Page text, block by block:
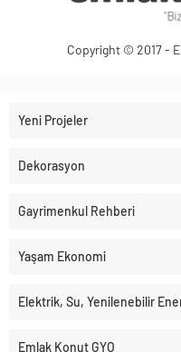
Copyright © 2017 -
Yeni Projeler
Dekorasyon
Gayrimenkul Rehberi
Yaşam Ekonomi
Elektrik, Su, Yenilenebilir
Emlak Konut GYO